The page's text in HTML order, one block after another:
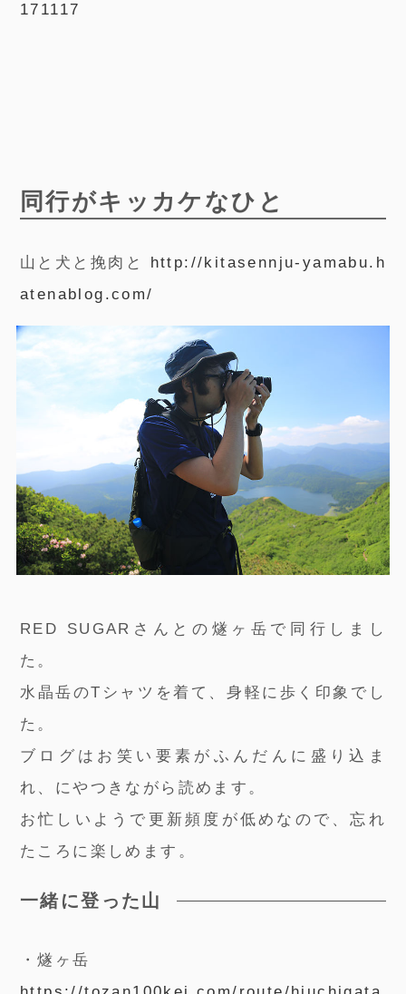
171117
同行がキッカケなひと
山と犬と挽肉と
http://kitasennju-yamabu.h
atenablog.com/
RED SUGARさんとの燧ヶ岳で同行しまし
た。
水晶岳のTシャツを着て、身軽に歩く印象でし
た。
ブログはお笑い要素がふんだんに盛り込ま
れ、にやつきながら読めます。
お忙しいようで更新頻度が低めなので、忘れ
たころに楽しめます。
一緒に登った山
・燧ヶ岳